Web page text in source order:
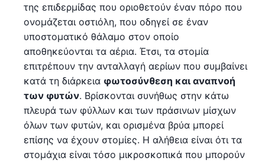
της επιδερμίδας που οριοθετούν έναν πόρο που
ονομάζεται οστιόλη, που οδηγεί σε έναν
υποστοματικό θάλαμο στον οποίο
αποθηκεύονται τα αέρια. Έτσι, τα στομία
επιτρέπουν την ανταλλαγή αερίων που συμβαίνει
κατά τη διάρκεια φωτοσύνθεση και αναπνοή
των φυτών. Βρίσκονται συνήθως στην κάτω
πλευρά των φύλλων και των πράσινων μίσχων
όλων των φυτών, και ορισμένα βρύα μπορεί
επίσης να έχουν στομίες. Η αλήθεια είναι ότι τα
στομάχια είναι τόσο μικροσκοπικά που μπορούν